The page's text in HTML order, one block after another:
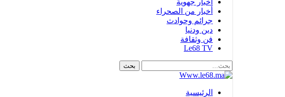
أخبار جهوية
أخبار من الصحراء
جرائم وحوادث
دين ودنيا
فن وثقافة
Le68 TV
الرئيسية